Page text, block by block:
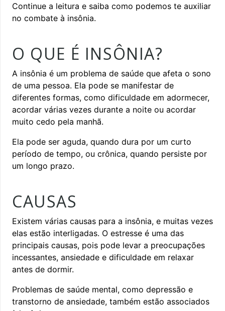
Continue a leitura e saiba como podemos te auxiliar
no combate à insônia.
O QUE É INSÔNIA?
A insônia é um problema de saúde que afeta o sono
de uma pessoa. Ela pode se manifestar de
diferentes formas, como dificuldade em adormecer,
acordar várias vezes durante a noite ou acordar
muito cedo pela manhã.
Ela pode ser aguda, quando dura por um curto
período de tempo, ou crônica, quando persiste por
um longo prazo.
CAUSAS
Existem várias causas para a insônia, e muitas vezes
elas estão interligadas. O estresse é uma das
principais causas, pois pode levar a preocupações
incessantes, ansiedade e dificuldade em relaxar
antes de dormir.
Problemas de saúde mental, como depressão e
transtorno de ansiedade, também estão associados